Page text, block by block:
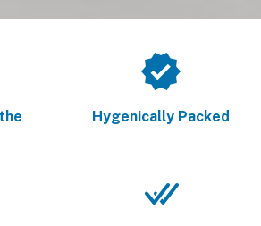
Hygenically Packed